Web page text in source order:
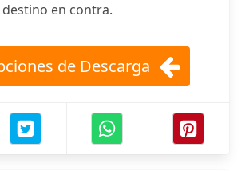
en contra.
de Descarga